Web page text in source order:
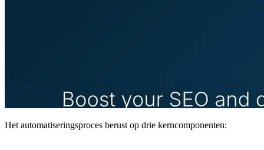
Het automatiseringsproces berust op drie kerncomponenten: